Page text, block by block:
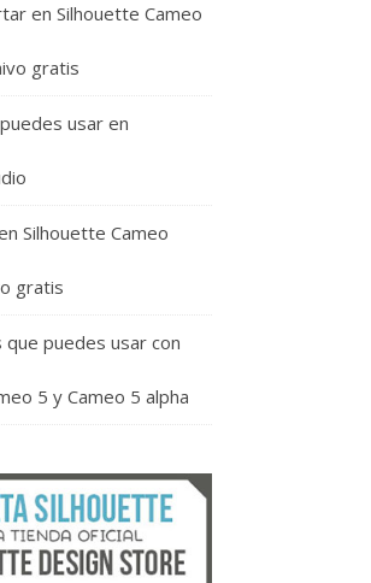
en Silhouette Cameo
gratis
usar en
Silhouette Cameo
gratis
puedes usar con
5 y Cameo 5 alpha